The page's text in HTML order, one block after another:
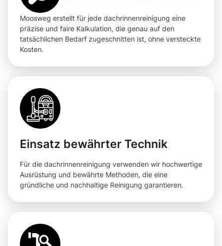
Moosweg erstellt für jede dachrinnenreinigung eine
präzise und faire Kalkulation, die genau auf den
tatsächlichen Bedarf zugeschnitten ist, ohne versteckte
Kosten.
Einsatz bewährter Technik
Für die dachrinnenreinigung verwenden wir hochwertige
Ausrüstung und bewährte Methoden, die eine
gründliche und nachhaltige Reinigung garantieren.